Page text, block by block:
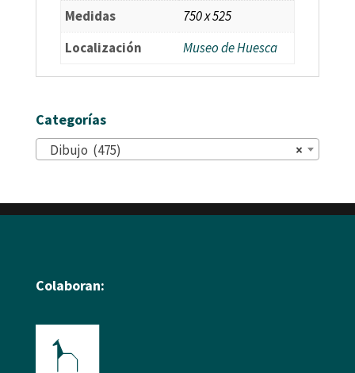
Medidas
750 x 525
Localización
Museo de Huesca
Categorías
×
Dibujo (475)
Colaboran: